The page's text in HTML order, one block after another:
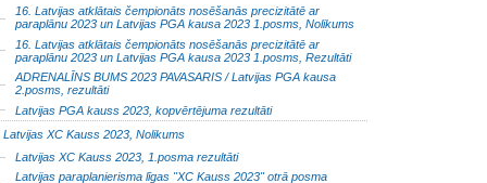
16. Latvijas atklātais čempionāts nosēšanās precizitātē ar
paraplānu 2023 un Latvijas PGA kausa 2023 1.posms, Nolikums
16. Latvijas atklātais čempionāts nosēšanās precizitātē ar
paraplānu 2023 un Latvijas PGA kausa 2023 1.posms, Rezultāti
ADRENALĪNS BUMS 2023 PAVASARIS / Latvijas PGA kausa
2.posms, rezultāti
Latvijas PGA kauss 2023, kopvērtējuma rezultāti
Latvijas XC Kauss 2023, Nolikums
Latvijas XC Kauss 2023, 1.posma rezultāti
Latvijas paraplanierisma līgas "XC Kauss 2023" otrā posma